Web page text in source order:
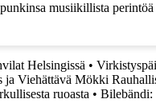
musiikillista
Helsingissä •
Viehättävä Mökki
ruoasta • Bilebändi: